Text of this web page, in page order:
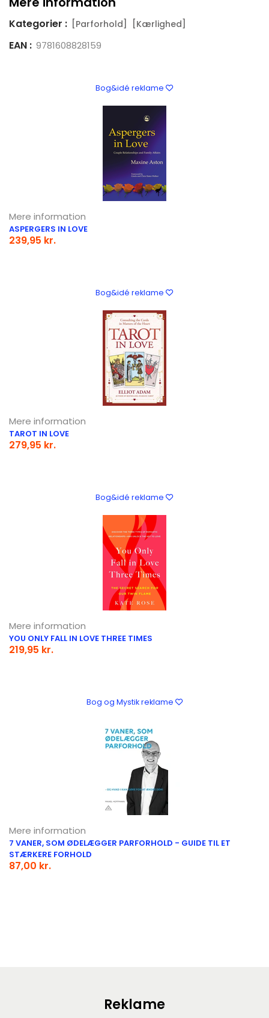
Kategorier : [Parforhold] [Kærlighed]
EAN : 9781608828159
Bog&idé reklame
Mere information
ASPERGERS IN LOVE
239,95 kr.
Bog&idé reklame
Mere information
TAROT IN LOVE
279,95 kr.
Bog&idé reklame
Mere information
YOU ONLY FALL IN LOVE THREE TIMES
219,95 kr.
Bog og Mystik reklame
Mere information
7 VANER, SOM ØDELÆGGER PARFORHOLD - GUIDE TIL ET
STÆRKERE FORHOLD
87,00 kr.
Reklame